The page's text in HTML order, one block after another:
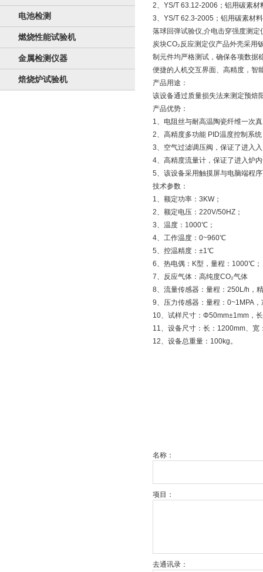
电池检测
燃烧性能试验机
金属检测仪器
焙烧炉试验机
2、YS/T 63.12-2006；铝用碳素材
3、YS/T 62.3-2005；铝用碳素材
落球回弹试验仪,介电击穿强度测定
炭块CO₂反应测定仪产品外壳采用
制元件均严格测试，确保各项数据
便捷的人机交互界面、高精度，智
产品用途：
该设备通过质量损失法来测定预焙
产品优势：
1、电阻丝与耐高温陶瓷纤维一次
2、高精度多功能 PID温度控制系
3、空气过滤调压阀，保证了进入
4、高精度流量计，保证了进入炉
5、该设备采用触摸屏与电脑端程
技术参数：
1、额定功率：3KW；
2、额定电压：220V/50HZ；
3、温度：1000℃；
4、工作温度：0~960℃
5、控温精度：±1℃
6、热电偶：K型，量程：1000℃；
7、反应气体：高纯度CO₂气体
8、流量传感器：量程：250L/h，
9、压力传感器：量程：0~1MPA
10、试样尺寸：Φ50mm±1mm，
11、设备尺寸：长：1200mm、
12、设备总重量：100kg。
名称：
项目：
去通讯录：